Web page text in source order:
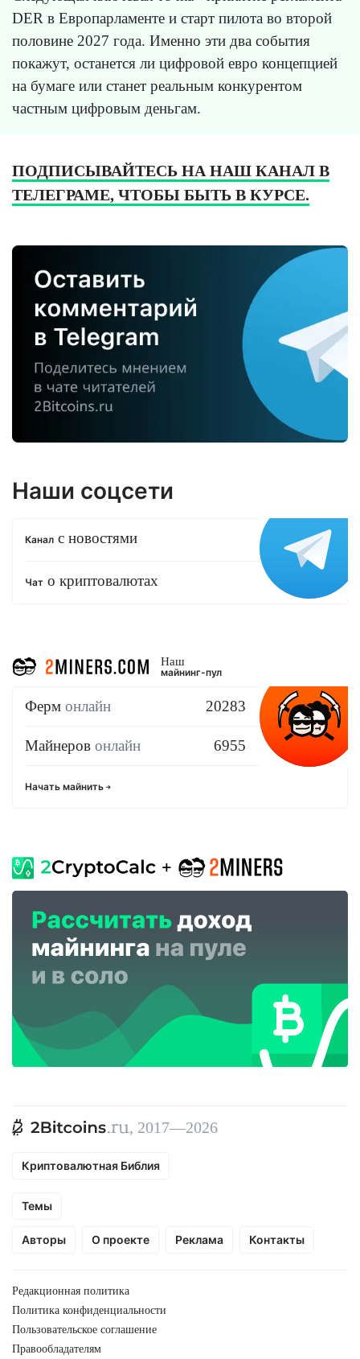
DER в Европарламенте и старт пилота во второй
половине 2027 года. Именно эти два события
покажут, останется ли цифровой евро концепцией
на бумаге или станет реальным конкурентом
частным цифровым деньгам.
ПОДПИСЫВАЙТЕСЬ НА НАШ КАНАЛ В
ТЕЛЕГРАМЕ, ЧТОБЫ БЫТЬ В КУРСЕ.
Наши соцсети
Канал с новостями
Чат о криптовалютах
Наш
майнинг-пул
Ферм онлайн 20283
Майнеров онлайн 6955
Начать майнить
, 2017—2026
Криптовалютная Библия
Темы
Авторы О проекте Реклама Контакты
Редакционная политика
Политика конфиденциальности
Пользовательское соглашение
Правообладателям